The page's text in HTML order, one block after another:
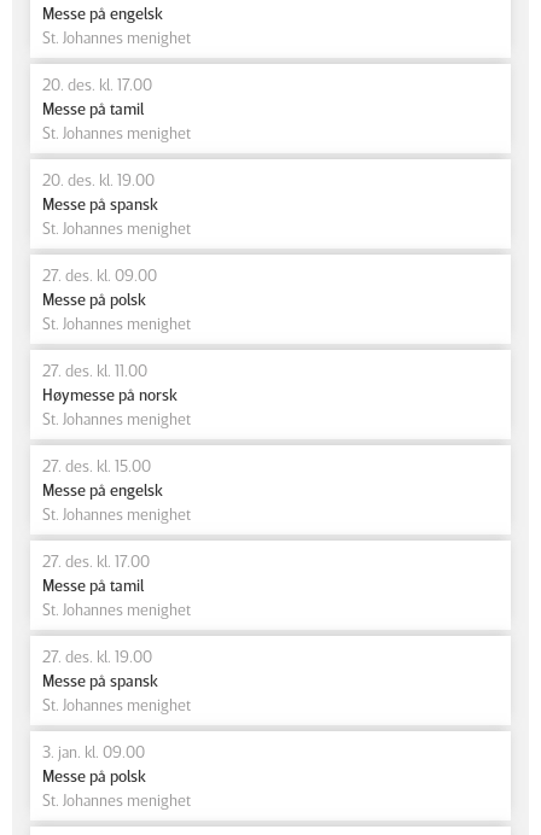
Messe på engelsk
St. Johannes menighet
20. des. kl. 17.00
Messe på tamil
St. Johannes menighet
20. des. kl. 19.00
Messe på spansk
St. Johannes menighet
27. des. kl. 09.00
Messe på polsk
St. Johannes menighet
27. des. kl. 11.00
Høymesse på norsk
St. Johannes menighet
27. des. kl. 15.00
Messe på engelsk
St. Johannes menighet
27. des. kl. 17.00
Messe på tamil
St. Johannes menighet
27. des. kl. 19.00
Messe på spansk
St. Johannes menighet
3. jan. kl. 09.00
Messe på polsk
St. Johannes menighet